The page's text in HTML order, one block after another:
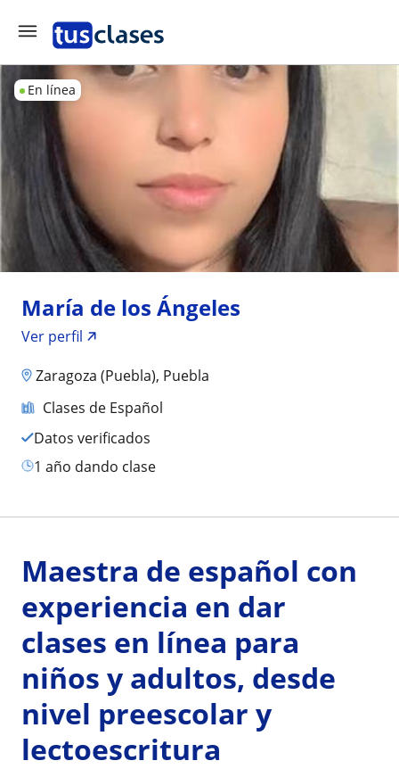
En línea
María de los Ángeles
Ver perfil
Zaragoza (Puebla), Puebla
Clases de Español
Datos verificados
1 año dando clase
Maestra de español con
experiencia en dar
clases en línea para
niños y adultos, desde
nivel preescolar y
lectoescritura